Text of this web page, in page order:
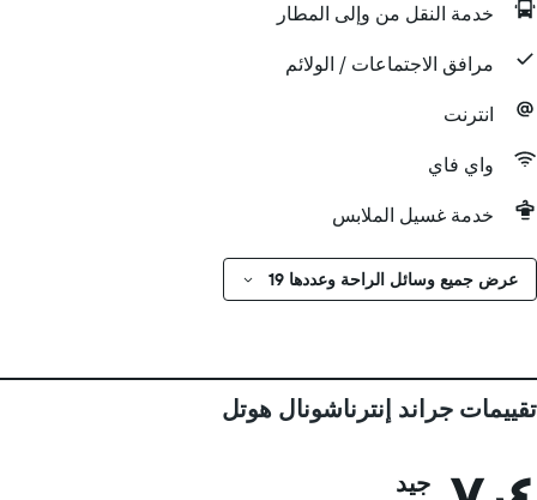
خدمة النقل من وإلى المطار
مرافق الاجتماعات / الولائم
انترنت
واي فاي
خدمة غسيل الملابس
عرض جميع وسائل الراحة وعددها 19
تقييمات جراند إنترناشونال هوتل
جيد